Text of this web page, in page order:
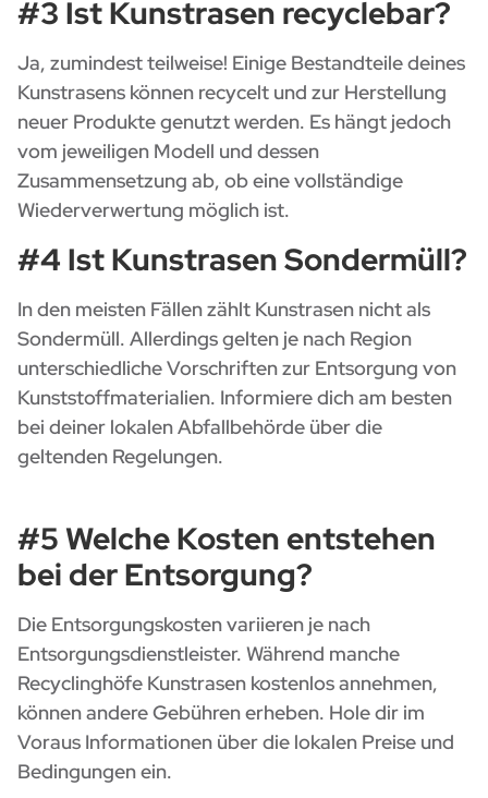
#3 Ist Kunstrasen recyclebar?
Ja, zumindest teilweise! Einige Bestandteile deines
Kunstrasens können recycelt und zur Herstellung
neuer Produkte genutzt werden. Es hängt jedoch
vom jeweiligen Modell und dessen
Zusammensetzung ab, ob eine vollständige
Wiederverwertung möglich ist.
#4 Ist Kunstrasen Sondermüll?
In den meisten Fällen zählt Kunstrasen nicht als
Sondermüll. Allerdings gelten je nach Region
unterschiedliche Vorschriften zur Entsorgung von
Kunststoffmaterialien. Informiere dich am besten
bei deiner lokalen Abfallbehörde über die
geltenden Regelungen.
#5 Welche Kosten entstehen
bei der Entsorgung?
Die Entsorgungskosten variieren je nach
Entsorgungsdienstleister. Während manche
Recyclinghöfe Kunstrasen kostenlos annehmen,
können andere Gebühren erheben. Hole dir im
Voraus Informationen über die lokalen Preise und
Bedingungen ein.